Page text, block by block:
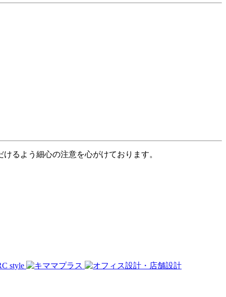
るよう細心の注意を心がけております。